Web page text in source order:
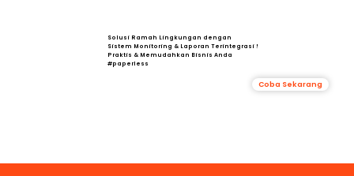
Solusi Ramah Lingkungan dengan
Sistem Monitoring & Laporan Terintegrasi !
Praktis & Memudahkan Bisnis Anda
#paperless
Coba Sekarang